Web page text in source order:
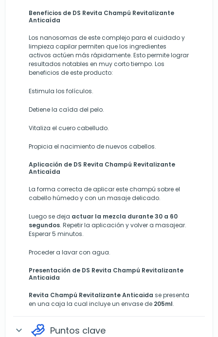
Beneficios de DS Revita Champú Revitalizante
Anticaída
Los nanosomas de este complejo para el cuidado y
limpieza capilar permiten que los ingredientes
activos actúen más rápidamente. Esto permite lograr
resultados notables en muy corto tiempo. Los
beneficios de este producto:
Estimula los folículos.
Detiene la caída del pelo.
Vitaliza el cuero cabelludo.
Propicia el nacimiento de nuevos cabellos.
Aplicación de DS Revita Champú Revitalizante
Anticaída
La forma correcta de aplicar este champú sobre el
cabello húmedo y con un masaje delicado.
Luego se deja actuar la mezcla durante 30 a 60
segundos. Repetir la aplicación y volver a masajear.
Esperar 5 minutos.
Proceder a lavar con agua.
Presentación de DS Revita Champú Revitalizante
Anticaida
Revita Champú Revitalizante Anticaida se presenta
en una caja la cual incluye un envase de 205ml.
expand_more Puntos clave